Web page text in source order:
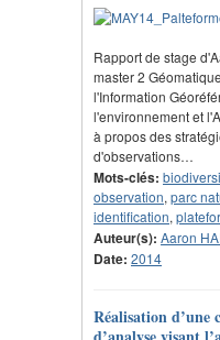
Rapport de stage
master 2
l'Information
l'environnement et
à propos des
d'observations…
Mots-clés:
observation, parc
identification,
Auteur(s): Aaron
Date: 2014
Réalisation d’une